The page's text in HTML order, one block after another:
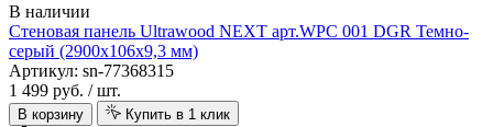
В наличии
Стеновая панель Ultrawood NEXT арт.WPC 001 DGR Темно-
серый (2900х106х9,3 мм)
Артикул: sn-77368315
1 499 руб. / шт.
В корзину Купить в 1 клик